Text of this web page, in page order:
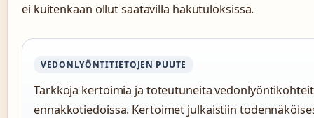
ei kuitenkaan ollut saatavilla hakutuloksissa.
VEDONLYÖNTITIETOJEN PUUTE
Tarkkoja kertoimia ja toteutuneita
ennakkotiedoissa. Kertoimet julkaistiin